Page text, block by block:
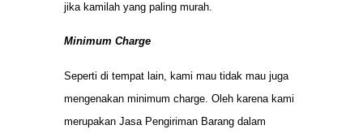
jika kamilah yang paling murah.
Minimum Charge
Seperti di tempat lain, kami mau tidak mau juga
mengenakan minimum charge. Oleh karena kami
merupakan Jasa Pengiriman Barang dalam